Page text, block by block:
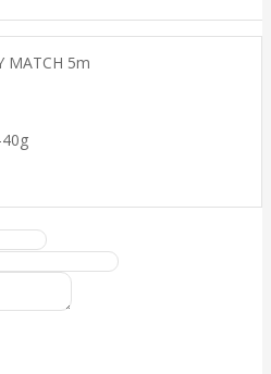
MATCH 5m